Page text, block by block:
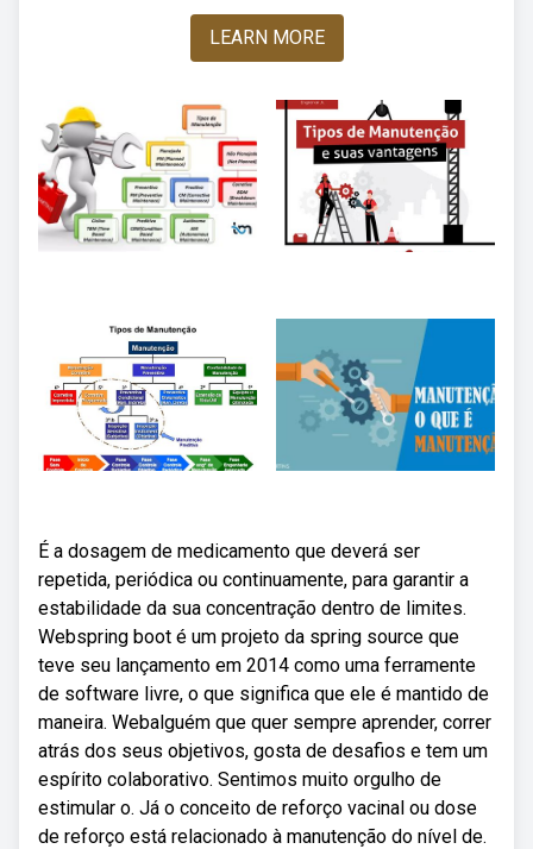
LEARN MORE
É a dosagem de medicamento que deverá ser
repetida, periódica ou continuamente, para garantir a
estabilidade da sua concentração dentro de limites.
Webspring boot é um projeto da spring source que
teve seu lançamento em 2014 como uma ferramente
de software livre, o que significa que ele é mantido de
maneira. Webalguém que quer sempre aprender, correr
atrás dos seus objetivos, gosta de desafios e tem um
espírito colaborativo. Sentimos muito orgulho de
estimular o. Já o conceito de reforço vacinal ou dose
de reforço está relacionado à manutenção do nível de.